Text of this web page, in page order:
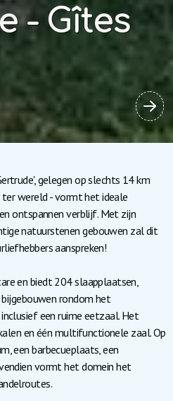
- Gîtes
gelegen op slechts 14 km
wereld - vormt het ideale
ontspannen verblijf. Met zijn
natuurstenen gebouwen zal dit
aanspreken!
en biedt 204 slaapplaatsen,
rondom het
een ruime eetzaal. Het
en één multifunctionele zaal. Op
een barbecueplaats, een
vormt het domein het